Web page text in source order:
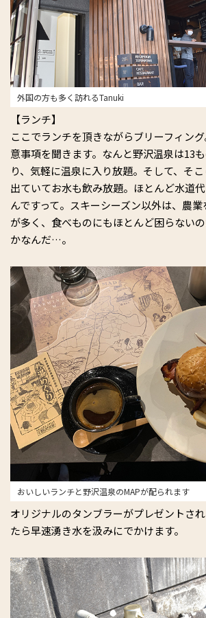
外国の方も多く訪れるTanuki
【ランチ】
ここでランチを頂きながらブリーフィン
意事項を聞きます。なんと野沢温泉は13
り、気軽に温泉に入り放題。そして、そ
出ていてお水も飲み放題。ほとんど水道
んですって。スキーシーズン以外は、農
が多く、食べものにもほとんど困らない
かなんだ…。
おいしいランチと野沢温泉のMAPが配られます
オリジナルのタンブラーがプレゼントさ
たら早速湧き水を汲みにでかけます。